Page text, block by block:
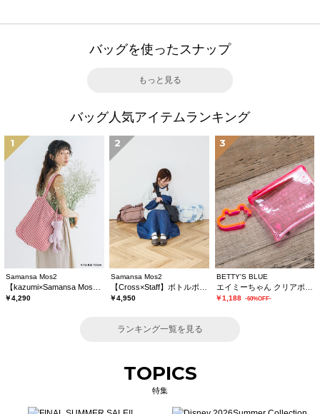
バッグを使ったスナップ
もっと見る
バッグ人気アイテムランキング
1
Samansa Mos2
￥4,290
2
Samansa Mos2
￥4,950
3
BETTY'S BLUE
￥1,188 -60%OFF-
ランキング一覧を見る
TOPICS
特集